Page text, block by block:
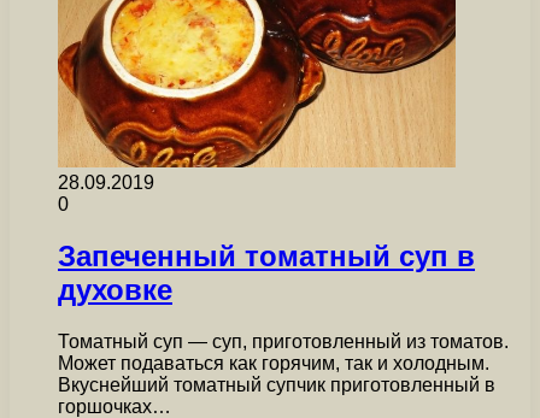
28.09.2019
0
Запеченный томатный суп в
духовке
Томатный суп — суп, приготовленный из томатов.
Может подаваться как горячим, так и холодным.
Вкуснейший томатный супчик приготовленный в
горшочках…